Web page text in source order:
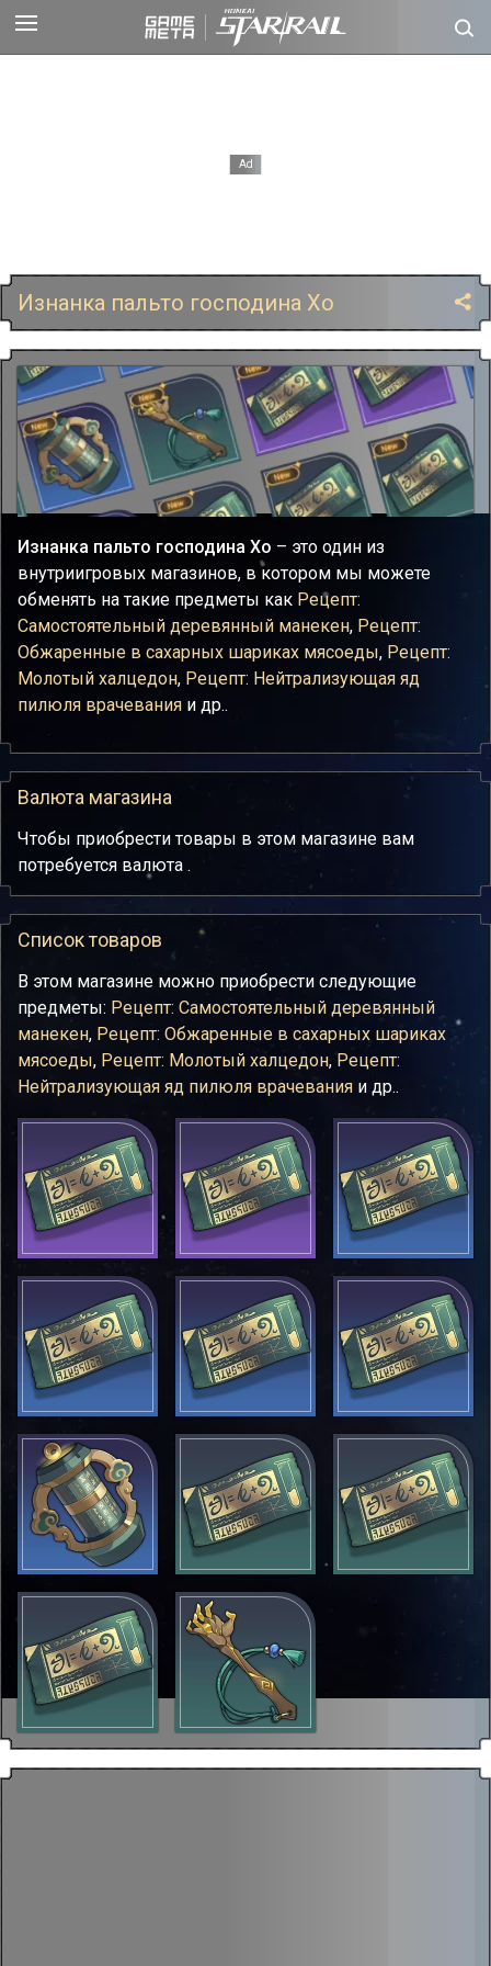
Изнанка пальто господина Хо
Изнанка пальто господина Хо – это один из
внутриигровых магазинов, в котором мы можете
обменять на такие предметы как Рецепт:
Самостоятельный деревянный манекен, Рецепт:
Обжаренные в сахарных шариках мясоеды, Рецепт:
Молотый халцедон, Рецепт: Нейтрализующая яд
пилюля врачевания и др..
Валюта магазина
Чтобы приобрести товары в этом магазине вам
потребуется валюта .
Список товаров
В этом магазине можно приобрести следующие
предметы: Рецепт: Самостоятельный деревянный
манекен, Рецепт: Обжаренные в сахарных шариках
мясоеды, Рецепт: Молотый халцедон, Рецепт:
Нейтрализующая яд пилюля врачевания и др..